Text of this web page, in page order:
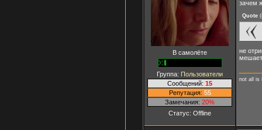
В самолёте
Группа: Пользователи
Сообщений: 15
Репутация: 55
Замечания: 20%
Статус: Offline
зачем
Quote (
не
not all is